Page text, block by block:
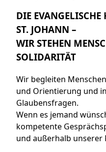
DIE
ST. JOHANN –
WIR STEHEN
SOLIDARITÄT
Wir begleiten
und Orientierung und
Glaubensfragen.
Wenn es jemand
kompetente
und außerhalb unserer